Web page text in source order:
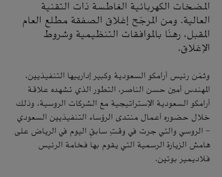
المضخات الكهربائية الغاطسة ذات التقنية
العالية. ومن المرجّح إغلاق الصفقة مطلع العام
المقبل، رهنًا بالموافقات التنظيمية وشروط
الإغلاق.
وثمّن رئيس أرامكو السعودية وكبير إدارييها التنفيذيين،
المهندس أمين حسن الناصر، التطور الذي تشهده علاقة
أرامكو السعودية الإستراتيجية مع الشركات الروسية، وذلك
خلال حضوره أعمال منتدى الرؤساء التنفيذيين السعودي
- الروسي والتي جرت في وقتٍ سابقٍ اليوم في الرياض على
هامش الزيارة الرسمية التي يقوم بها فخامة الرئيس
فلاديمير بوتين.